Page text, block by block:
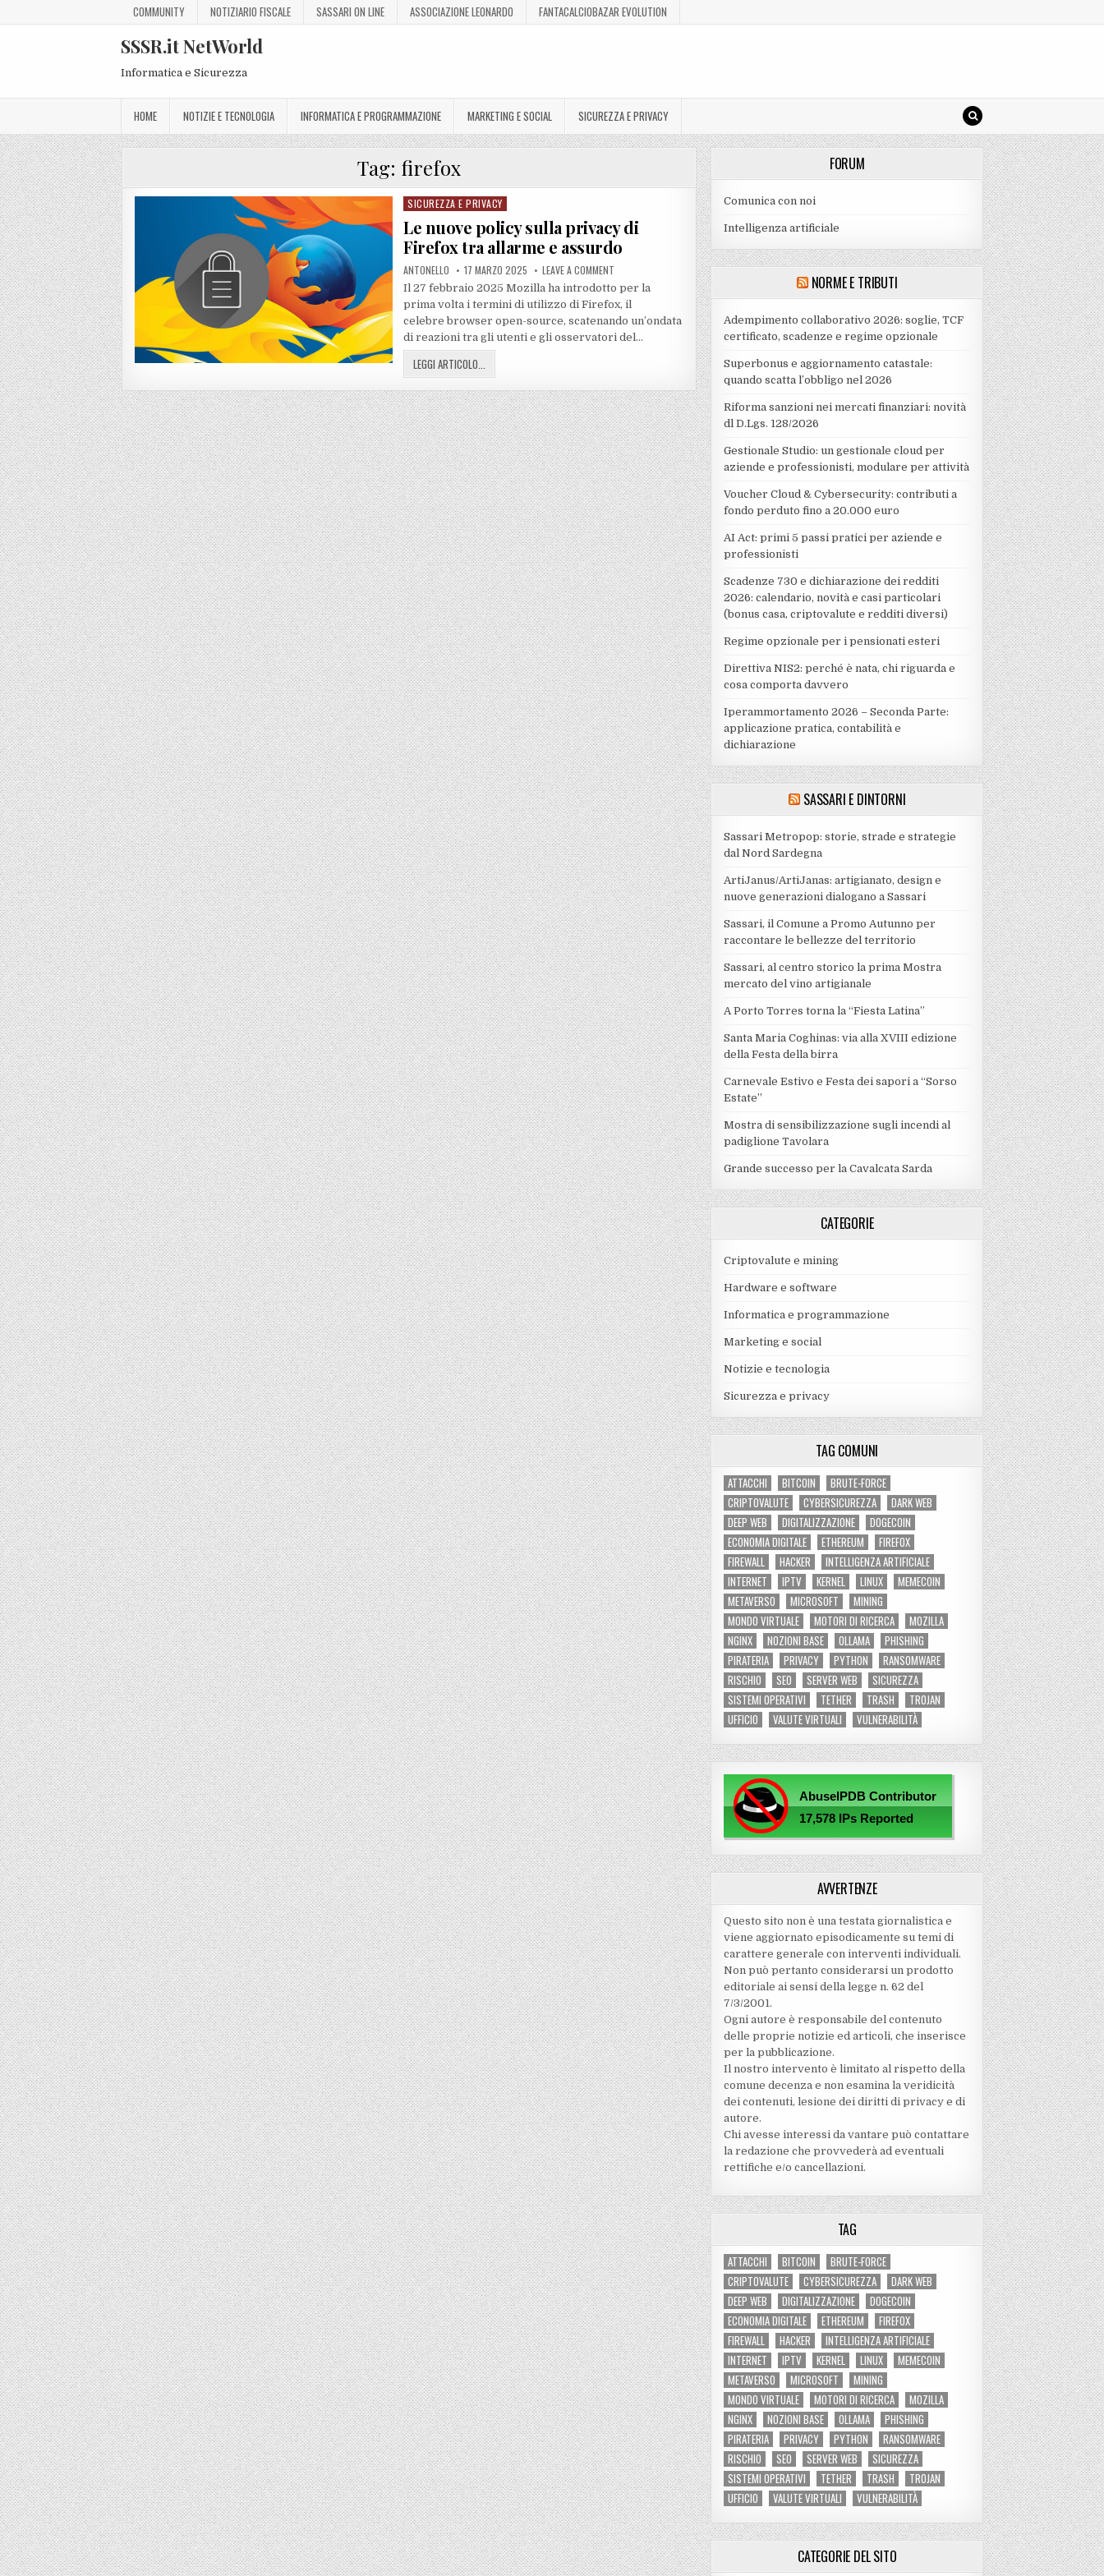
COMMUNITY NOTIZIARIO FISCALE SASSARI ON LINE ASSOCIAZIONE LEONARDO FANTACALCIOBAZAR EVOLUTION
SSSR.it NetWorld
Informatica e Sicurezza
HOME NOTIZIE E TECNOLOGIA INFORMATICA E PROGRAMMAZIONE MARKETING E SOCIAL SICUREZZA E PRIVACY
Tag: firefox
Posted
in
SICUREZZA E PRIVACY
Le nuove policy sulla privacy di
Firefox tra allarme e assurdo
ANTONELLO 17 MARZO 2025 LEAVE A COMMENT
Il 27 febbraio 2025 Mozilla ha introdotto per la
prima volta i termini di utilizzo di Firefox, il
celebre browser open-source, scatenando un’ondata
di reazioni tra gli utenti e gli osservatori del…
LEGGI ARTICOLO...
FORUM
Comunica con noi
Intelligenza artificiale
NORME E TRIBUTI
Adempimento collaborativo 2026: soglie, TCF
certificato, scadenze e regime opzionale
Superbonus e aggiornamento catastale:
quando scatta l’obbligo nel 2026
Riforma sanzioni nei mercati finanziari: novità
dl D.Lgs. 128/2026
Gestionale Studio: un gestionale cloud per
aziende e professionisti, modulare per attività
Voucher Cloud & Cybersecurity: contributi a
fondo perduto fino a 20.000 euro
AI Act: primi 5 passi pratici per aziende e
professionisti
Scadenze 730 e dichiarazione dei redditi
2026: calendario, novità e casi particolari
(bonus casa, criptovalute e redditi diversi)
Regime opzionale per i pensionati esteri
Direttiva NIS2: perché è nata, chi riguarda e
cosa comporta davvero
Iperammortamento 2026 – Seconda Parte:
applicazione pratica, contabilità e
dichiarazione
SASSARI E DINTORNI
Sassari Metropop: storie, strade e strategie
dal Nord Sardegna
ArtiJanus/ArtiJanas: artigianato, design e
nuove generazioni dialogano a Sassari
Sassari, il Comune a Promo Autunno per
raccontare le bellezze del territorio
Sassari, al centro storico la prima Mostra
mercato del vino artigianale
A Porto Torres torna la “Fiesta Latina”
Santa Maria Coghinas: via alla XVIII edizione
della Festa della birra
Carnevale Estivo e Festa dei sapori a “Sorso
Estate”
Mostra di sensibilizzazione sugli incendi al
padiglione Tavolara
Grande successo per la Cavalcata Sarda
CATEGORIE
Criptovalute e mining
Hardware e software
Informatica e programmazione
Marketing e social
Notizie e tecnologia
Sicurezza e privacy
TAG COMUNI
ATTACCHI BITCOIN
BRUTE-FORCE
CRIPTOVALUTE
CYBERSICUREZZA
DARK WEB
DEEP WEB
DIGITALIZZAZIONE
DOGECOIN
ECONOMIA DIGITALE
ETHEREUM
FIREFOX
FIREWALL
HACKER
INTELLIGENZA ARTIFICIALE
INTERNET
IPTV KERNEL LINUX
MEMECOIN
METAVERSO
MICROSOFT
MINING
MONDO VIRTUALE
MOTORI DI RICERCA
MOZILLA
NGINX
NOZIONI BASE OLLAMA
PHISHING
PIRATERIA
PRIVACY PYTHON
RANSOMWARE
RISCHIO
SEO SERVER WEB
SICUREZZA
SISTEMI OPERATIVI
TETHER TRASH
TROJAN
UFFICIO
VALUTE VIRTUALI VULNERABILITÀ
AVVERTENZE
Questo sito non è una testata giornalistica e
viene aggiornato episodicamente su temi di
carattere generale con interventi individuali.
Non può pertanto considerarsi un prodotto
editoriale ai sensi della legge n. 62 del
7/3/2001.
Ogni autore è responsabile del contenuto
delle proprie notizie ed articoli, che inserisce
per la pubblicazione.
Il nostro intervento è limitato al rispetto della
comune decenza e non esamina la veridicità
dei contenuti‚ lesione dei diritti di privacy e di
autore.
Chi avesse interessi da vantare può contattare
la redazione che provvederà ad eventuali
rettifiche e/o cancellazioni.
TAG
ATTACCHI BITCOIN
BRUTE-FORCE
CRIPTOVALUTE
CYBERSICUREZZA
DARK WEB
DEEP WEB
DIGITALIZZAZIONE
DOGECOIN
ECONOMIA DIGITALE
ETHEREUM
FIREFOX
FIREWALL
HACKER
INTELLIGENZA ARTIFICIALE
INTERNET
IPTV KERNEL LINUX
MEMECOIN
METAVERSO
MICROSOFT
MINING
MONDO VIRTUALE
MOTORI DI RICERCA
MOZILLA
NGINX
NOZIONI BASE OLLAMA
PHISHING
PIRATERIA
PRIVACY PYTHON
RANSOMWARE
RISCHIO
SEO SERVER WEB
SICUREZZA
SISTEMI OPERATIVI
TETHER TRASH
TROJAN
UFFICIO
VALUTE VIRTUALI VULNERABILITÀ
CATEGORIE DEL SITO